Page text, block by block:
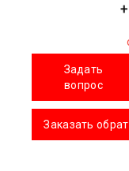
Задать
вопрос
Заказать